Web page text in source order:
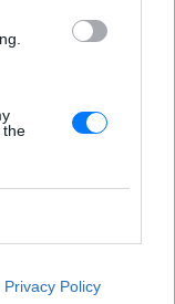
the
Privacy Policy
για